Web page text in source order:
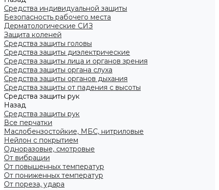
Средства индивидуальной защиты
Безопасность рабочего места
Дерматологические СИЗ
Защита коленей
Средства защиты головы
Средства защиты диэлектрические
Средства защиты лица и органов зрения
Средства защиты органа слуха
Средства защиты органов дыхания
Средства защиты от падения с высоты
Средства защиты рук
Назад
Средства защиты рук
Все перчатки
Маслобензостойкие, МБС, нитриловые
Нейлон с покрытием
Одноразовые, смотровые
От вибрации
От повышенных температур
От пониженных температур
От пореза, удара